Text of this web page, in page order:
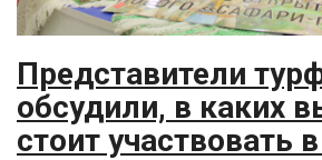
Представители
обсудили, в каких
стоит участвовать